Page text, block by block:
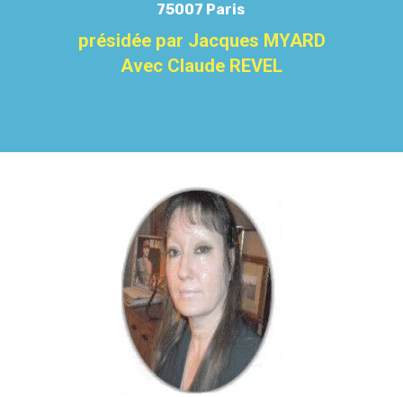
75007 Paris
présidée par Jacques MYARD
Avec Claude REVEL